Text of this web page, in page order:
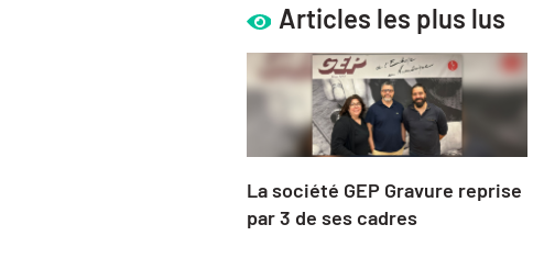
Articles les plus lus
La société GEP Gravure reprise
par 3 de ses cadres